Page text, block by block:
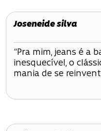
P
o
s
Joseneide silva
“Pra mim, jeans é a
inesquecível, o
mania de se